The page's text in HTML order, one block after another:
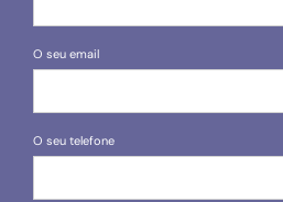
O seu email
O seu telefone